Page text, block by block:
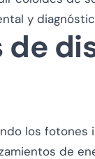
y
de
los fotones
de